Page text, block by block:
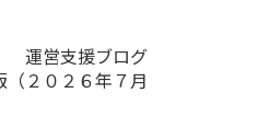
運営支援ブログ
（２０２６年７月